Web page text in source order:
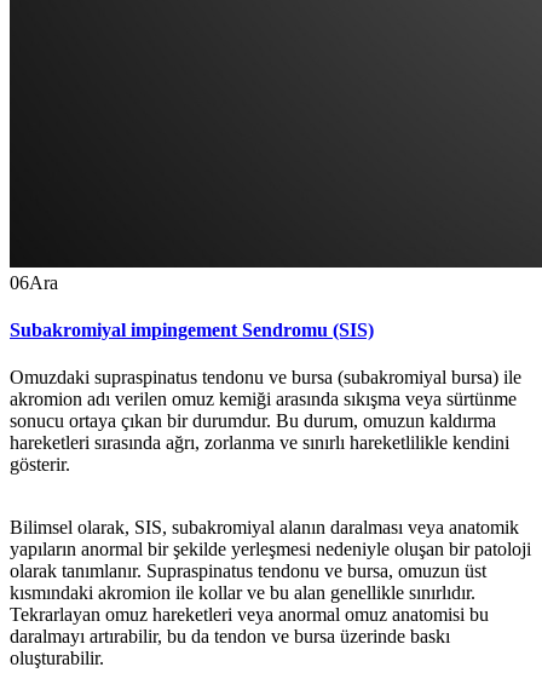
06Ara
Subakromiyal impingement Sendromu (SIS)
Omuzdaki supraspinatus tendonu ve bursa (subakromiyal bursa) ile
akromion adı verilen omuz kemiği arasında sıkışma veya sürtünme
sonucu ortaya çıkan bir durumdur. Bu durum, omuzun kaldırma
hareketleri sırasında ağrı, zorlanma ve sınırlı hareketlilikle kendini
gösterir.
Bilimsel olarak, SIS, subakromiyal alanın daralması veya anatomik
yapıların anormal bir şekilde yerleşmesi nedeniyle oluşan bir patoloji
olarak tanımlanır. Supraspinatus tendonu ve bursa, omuzun üst
kısmındaki akromion ile kollar ve bu alan genellikle sınırlıdır.
Tekrarlayan omuz hareketleri veya anormal omuz anatomisi bu
daralmayı artırabilir, bu da tendon ve bursa üzerinde baskı
oluşturabilir.